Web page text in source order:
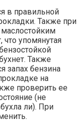
в правильной
Также при
упомянутая
Также
запах бензина
на
проверить ее
(не
ли). При